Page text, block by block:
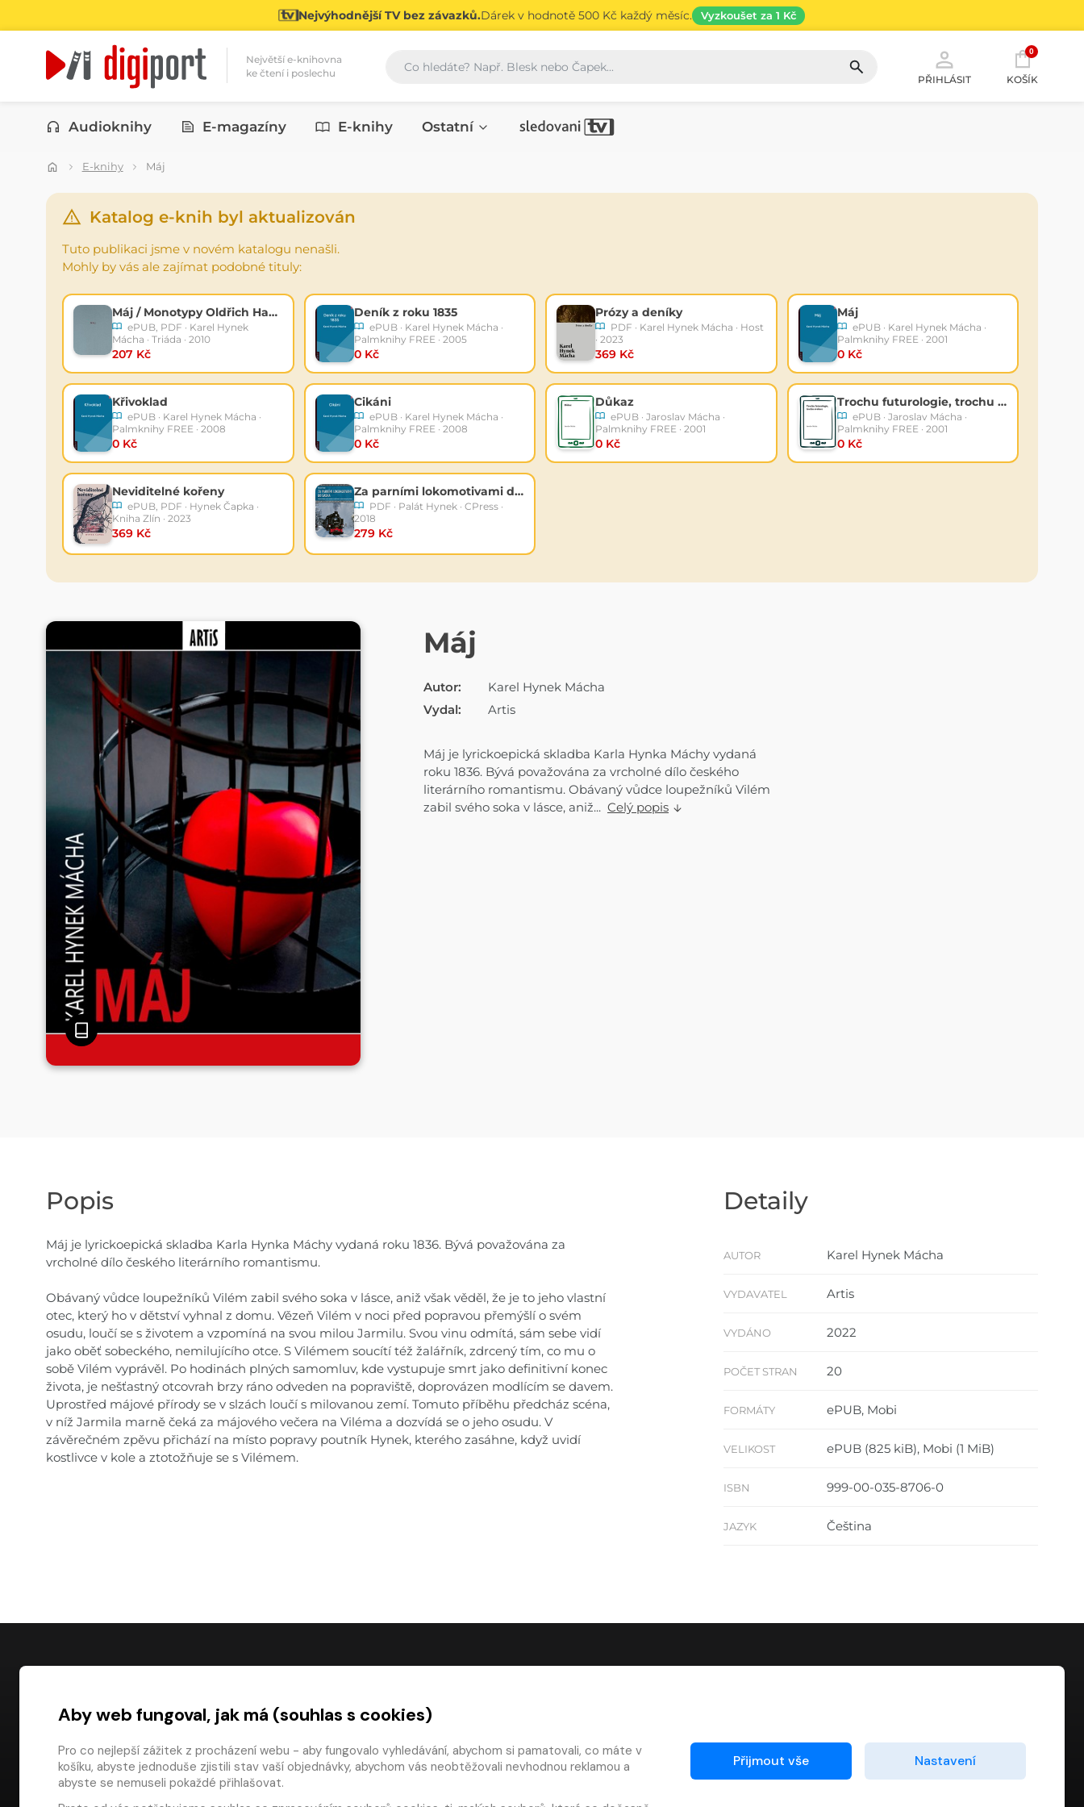
Nejvýhodnější TV bez závazků.Dárek v hodnotě 500 Kč každý měsíc. Vyzkoušet za 1 Kč
Největší e-knihovna
ke čtení i poslechu
Vyhledávání
PŘIHLÁSIT
0
KOŠÍK
Kategorie
Audioknihy E-magazíny E-knihy Ostatní
E-knihy Máj
Katalog e-knih byl aktualizován
Tuto publikaci jsme v novém katalogu nenašli.
Mohly by vás ale zajímat podobné tituly:
Máj / Monotypy Oldřich Hamera
ePUB, PDF · Karel Hynek
Mácha · Triáda · 2010
207 Kč
Deník z roku 1835
ePUB · Karel Hynek Mácha ·
Palmknihy FREE · 2005
0 Kč
Prózy a deníky
PDF · Karel Hynek Mácha · Host
· 2023
369 Kč
Máj
ePUB · Karel Hynek Mácha ·
Palmknihy FREE · 2001
0 Kč
Křivoklad
ePUB · Karel Hynek Mácha ·
Palmknihy FREE · 2008
0 Kč
Cikáni
ePUB · Karel Hynek Mácha ·
Palmknihy FREE · 2008
0 Kč
Důkaz
ePUB · Jaroslav Mácha ·
Palmknihy FREE · 2001
0 Kč
Trochu futurologie, trochu evoluce
ePUB · Jaroslav Mácha ·
Palmknihy FREE · 2001
0 Kč
Neviditelné kořeny
ePUB, PDF · Hynek Čapka ·
Kniha Zlín · 2023
369 Kč
Za parními lokomotivami do Saska
PDF · Palát Hynek · CPress ·
2018
279 Kč
E-KNIHA
Máj
Autor:
Karel Hynek Mácha
Vydal:
Artis
Máj je lyrickoepická skladba Karla Hynka Máchy vydaná
roku 1836. Bývá považována za vrcholné dílo českého
literárního romantismu. Obávaný vůdce loupežníků Vilém
zabil svého soka v lásce, aniž... Celý popis
Popis
Máj je lyrickoepická skladba Karla Hynka Máchy vydaná roku 1836. Bývá považována za
vrcholné dílo českého literárního romantismu.
Obávaný vůdce loupežníků Vilém zabil svého soka v lásce, aniž však věděl, že je to jeho vlastní
otec, který ho v dětství vyhnal z domu. Vězeň Vilém v noci před popravou přemýšlí o svém
osudu, loučí se s životem a vzpomíná na svou milou Jarmilu. Svou vinu odmítá, sám sebe vidí
jako oběť sobeckého, nemilujícího otce. S Vilémem soucítí též žalářník, zdrcený tím, co mu o
sobě Vilém vyprávěl. Po hodinách plných samomluv, kde vystupuje smrt jako definitivní konec
života, je nešťastný otcovrah brzy ráno odveden na popraviště, doprovázen modlícím se davem.
Uprostřed májové přírody se v slzách loučí s milovanou zemí. Tomuto příběhu předcház scéna,
v níž Jarmila marně čeká za májového večera na Viléma a dozvídá se o jeho osudu. V
závěrečném zpěvu přichází na místo popravy poutník Hynek, kterého zasáhne, když uvidí
kostlivce v kole a ztotožňuje se s Vilémem.
Detaily
AUTOR Karel Hynek Mácha
VYDAVATEL Artis
VYDÁNO 2022
POČET STRAN 20
FORMÁTY ePUB, Mobi
VELIKOST ePUB (825 kiB), Mobi (1 MiB)
ISBN 999-00-035-8706-0
JAZYK Čeština
digiport.cz © 2026
Časté dotazy
Platba
Obchodní podmínky
Odstoupení od smlouvy
Kontakty
Články
Aby web fungoval, jak má (souhlas s cookies)
Pro co nejlepší zážitek z procházení webu - aby fungovalo vyhledávání, abychom si pamatovali, co máte v
košíku, abyste jednoduše zjistili stav vaší objednávky, abychom vás neobtěžovali nevhodnou reklamou a
abyste se nemuseli pokaždé přihlašovat.
Přijmout vše Nastavení